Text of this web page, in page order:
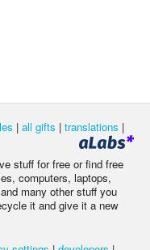
| all gifts | translations |
stuff for free or find free
computers, laptops,
many other stuff you
it and give it a new